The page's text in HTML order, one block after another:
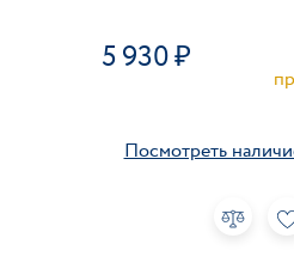
5 930
Посмотреть